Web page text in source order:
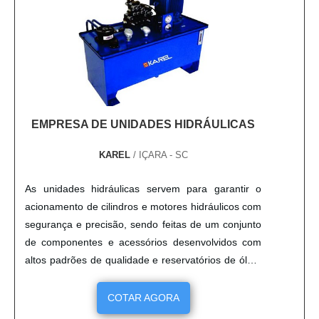
EMPRESA DE UNIDADES HIDRÁULICAS
KAREL/ IÇARA - SC
As unidades hidráulicas servem para garantir o
acionamento de cilindros e motores hidráulicos com
segurança e precisão, sendo feitas de um conjunto
de componentes e acessórios desenvolvidos com
altos padrões de qualidade e reservatórios de óleo,
que asseguram o funcionamento do sistema. Para
maior qualidade, é preciso contatar uma eficiente
empresa de unidades hidráulicas.mais informações
COTAR AGORA